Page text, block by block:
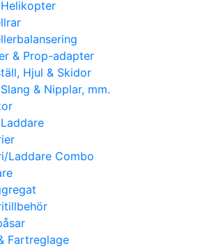
& Prop-adapter
Hjul & Skidor
& Nipplar, mm.
Laddare Combo
Fartreglage